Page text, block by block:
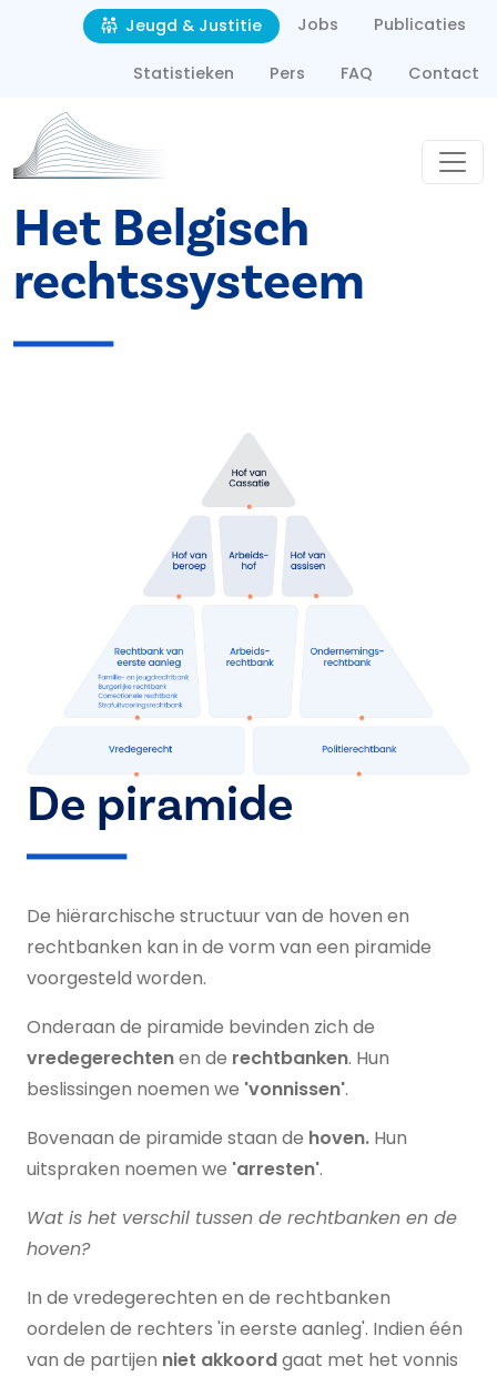
Overslaan en naar de inhoud gaan
Second navigation
Jeugd & Justitie Jobs Publicaties
Statistieken Pers FAQ Contact
Het Belgisch
rechtssysteem
De piramide
De hiërarchische structuur van de hoven en
rechtbanken kan in de vorm van een piramide
voorgesteld worden.
Onderaan de piramide bevinden zich de
vredegerechtenen de rechtbanken. Hun
beslissingen noemen we 'vonnissen'.
Bovenaan de piramide staan de hoven. Hun
uitspraken noemen we 'arresten'.
Wat is het verschil tussen de rechtbanken en de
hoven?
In de vredegerechten en de rechtbanken
oordelen de rechters 'in eerste aanleg'. Indien één
van de partijen niet akkoordgaat met het vonnis